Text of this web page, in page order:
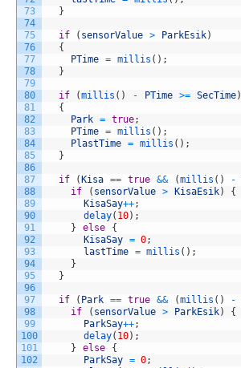
73
74
75
76
77
78
79
80
81
82
83
84
85
86
87
88
89
90
91
92
93
94
95
96
97
98
99
100
101
102
}
if ( sensorValue > ParkEsik)
{
PTime = millis ( ) ;
}
if (millis ( ) - PTime >= SecTime)
{
Park = true;
PTime = millis ( ) ;
PlastTime = millis ( ) ;
}
if ( Kisa == true && (millis ( ) -
if
( sensorValue > KisaEsik)
{
KisaSay++;
delay( 10) ;
}
else
{
KisaSay = 0;
lastTime = millis ( ) ;
}
}
if ( Park == true && (millis ( ) -
if
( sensorValue > ParkEsik)
{
ParkSay++;
delay( 10) ;
}
else
{
ParkSay = 0;